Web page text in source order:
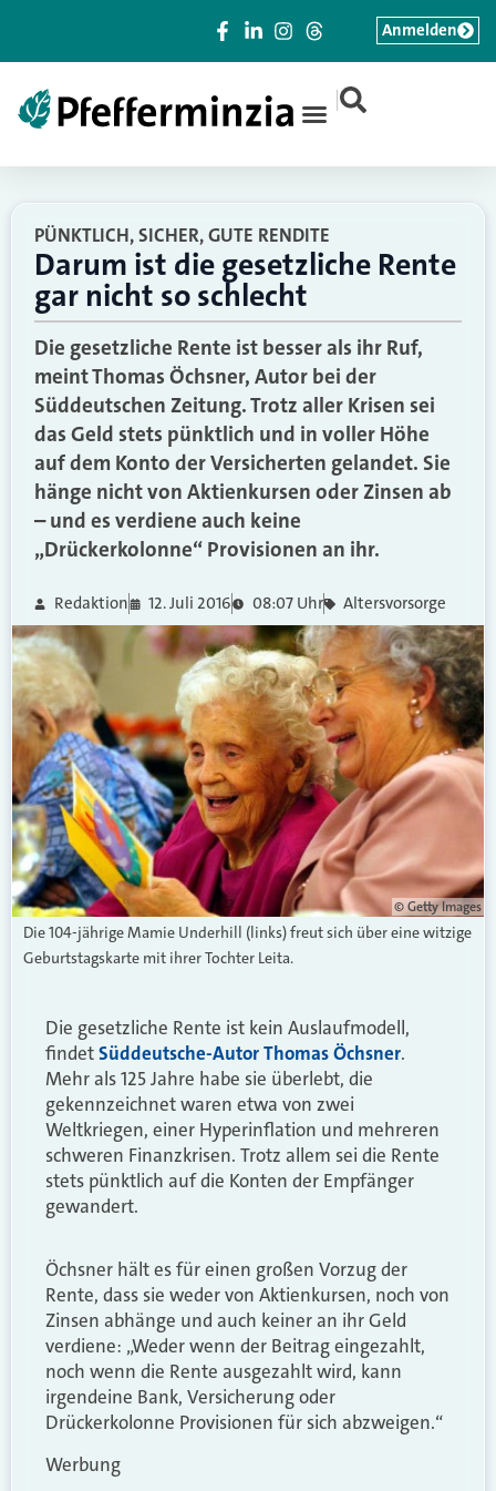
|
Anmelden
PÜNKTLICH, SICHER, GUTE RENDITE
Darum ist die gesetzliche Rente
gar nicht so schlecht
Die gesetzliche Rente ist besser als ihr Ruf,
meint Thomas Öchsner, Autor bei der
Süddeutschen Zeitung. Trotz aller Krisen sei
das Geld stets pünktlich und in voller Höhe
auf dem Konto der Versicherten gelandet. Sie
hänge nicht von Aktienkursen oder Zinsen ab
– und es verdiene auch keine
„Drückerkolonne“ Provisionen an ihr.
Redaktion 12. Juli 2016 08:07 Uhr Altersvorsorge
© Getty Images
Die 104-jährige Mamie Underhill (links) freut sich über eine witzige
Geburtstagskarte mit ihrer Tochter Leita.
Die gesetzliche Rente ist kein Auslaufmodell,
findetSüddeutsche-Autor Thomas Öchsner.
Mehr als 125 Jahre habe sie überlebt, die
gekennzeichnet waren etwa von zwei
Weltkriegen, einer Hyperinflation und mehreren
schweren Finanzkrisen. Trotz allem sei die Rente
stets pünktlich auf die Konten der Empfänger
gewandert.
Öchsner hält es für einen großen Vorzug der
Rente, dass sie weder von Aktienkursen, noch von
Zinsen abhänge und auch keiner an ihr Geld
verdiene: „Weder wenn der Beitrag eingezahlt,
noch wenn die Rente ausgezahlt wird, kann
irgendeine Bank, Versicherung oder
Drückerkolonne Provisionen für sich abzweigen.“
Werbung